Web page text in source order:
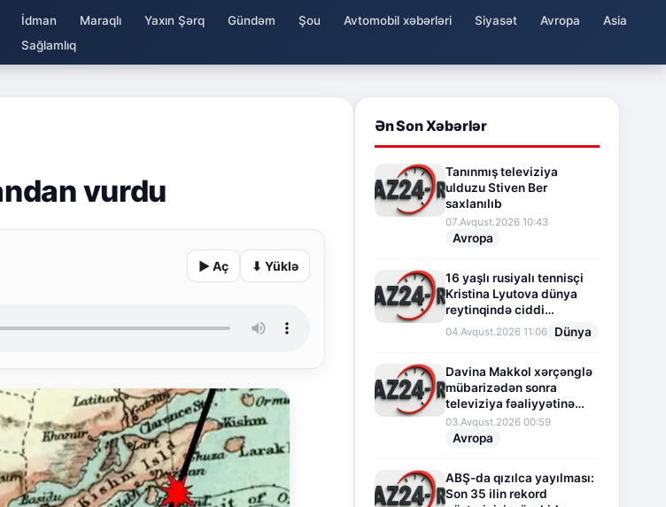
İdman Maraqlı Yaxın Şərq Gündəm Şou Avtomobil xəbərləri Siyasət Avropa
Asia
Sağlamlıq
vurdu
▶ Aç ⬇ Yüklə
Ən Son Xəbərlər
Tanınmış televiziya
ulduzu Stiven Ber
saxlanılıb
07.Avqust.2026 10:43
Avropa
16 yaşlı rusiyalı tennisçi
Kristina Lyutova dünya
reytinqində ciddi
irəliləyişə imza atdı
04.Avqust.2026 11:06 Dünya
Davina Makkol xərçənglə
mübarizədən sonra
televiziya fəaliyyətinə
fasilə verir
03.Avqust.2026 00:59
Avropa
ABŞ-da qızılca yayılması:
Son 35 ilin rekord